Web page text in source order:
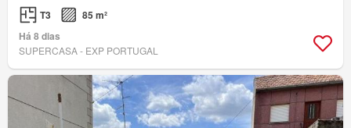
T3
85 m²
Há 8 dias
SUPERCASA - EXP PORTUGAL